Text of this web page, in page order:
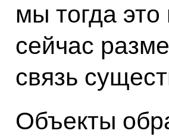
мы тогда
сейчас
связь
Объекты